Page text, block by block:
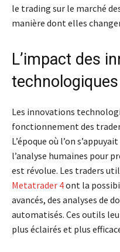
le trading sur le marché
manière dont elles
L’impact des
technologiques
Les innovations
fonctionnement des
L’époque où l’on
l’analyse humaines pour
est révolue. Les traders
Metatrader 4ont la
avancés, des analyses de
automatisés. Ces outils
plus éclairés et plus